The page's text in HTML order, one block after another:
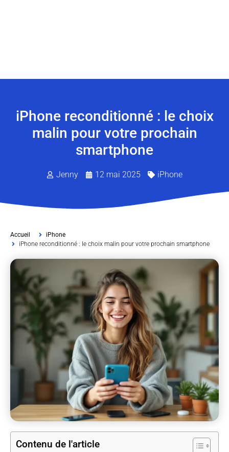
iPhone reconditionné : le choix
malin pour votre prochain
smartphone
Jenny 12 mai 2025 iPhone
Accueil
iPhone
iPhone reconditionné : le choix malin pour votre prochain smartphone
Contenu de l'article